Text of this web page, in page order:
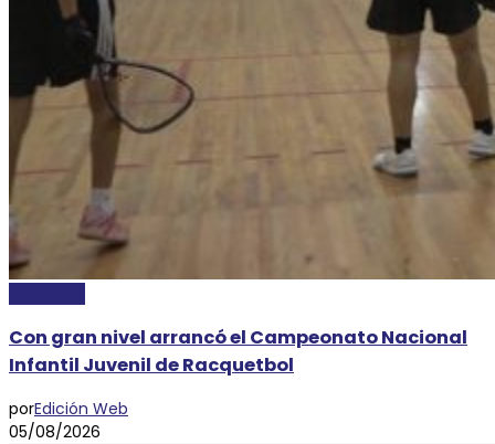
Con gran nivel arrancó el Campeonato Nacional
Infantil Juvenil de Racquetbol
porEdición Web
05/08/2026